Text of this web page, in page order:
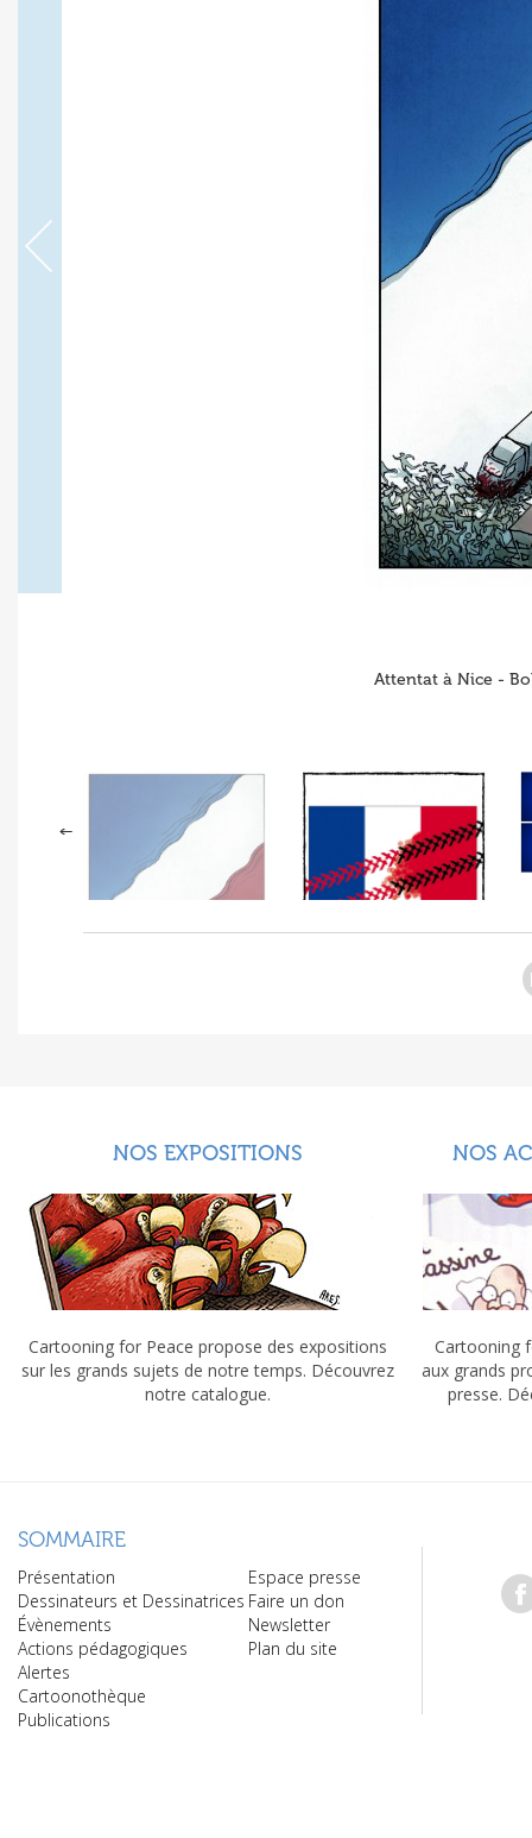
Attentat à Nice -
NOS EXPOSITIONS
Cartooning for Peace propose des expositions
sur les grands sujets de notre temps. Découvrez
notre catalogue.
NOS
Cartooning
aux grands
presse.
SOMMAIRE
Présentation
Dessinateurs et Dessinatrices
Évènements
Actions pédagogiques
Alertes
Cartoonothèque
Publications
Espace presse
Faire un don
Newsletter
Plan du site